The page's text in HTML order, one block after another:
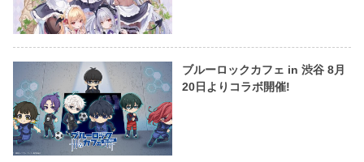
ブルーロックカフェ in 渋谷 8月
20日よりコラボ開催!